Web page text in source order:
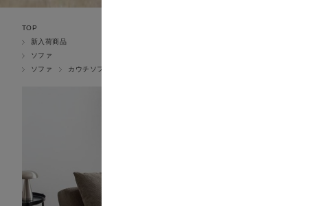
TOP
新入荷商品
ソファ
ソファ
カウチソファ